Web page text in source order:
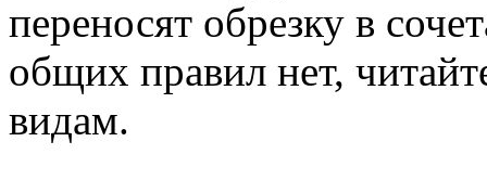
переносят обрезку в
общих правил нет,
видам.